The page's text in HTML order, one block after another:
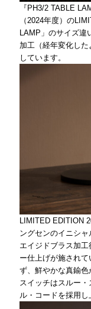
『PH3/2 TABLE
（2024年度）の
LAMP」のサイズ違
加工（経年変化し
しています。
LIMITED EDITION
ングセンのイニシャ
エイジドブラス加
ー仕上げが施され
ず、鮮やかな真鍮色
スイッチはスルー
ル・コードを採用し